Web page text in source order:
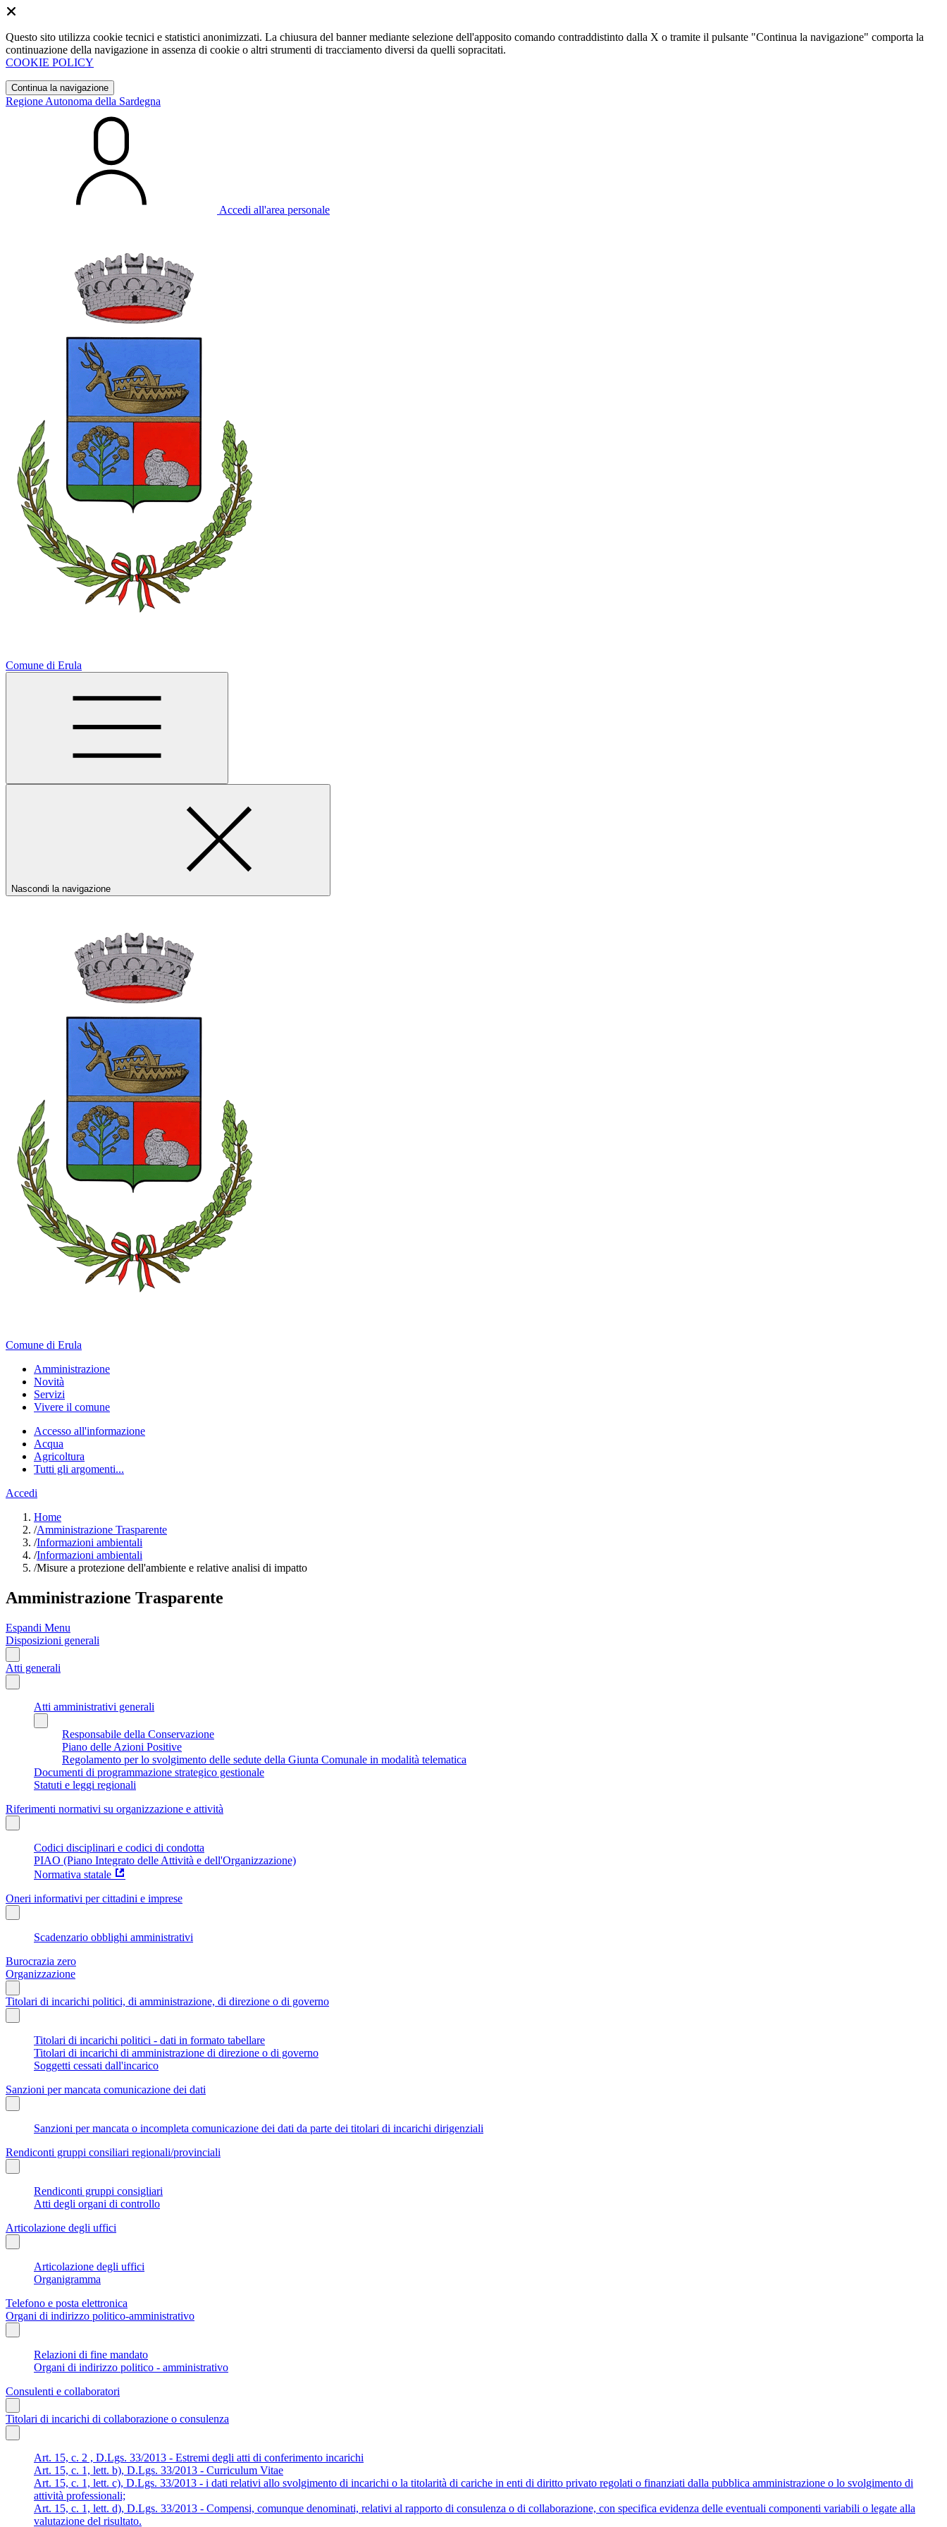
Questo sito utilizza cookie tecnici e statistici anonimizzati. La chiusura del banner mediante selezione dell'apposito comando contraddistinto dalla X o tramite il pulsante "Continua la navigazione" comporta la
continuazione della navigazione in assenza di cookie o altri strumenti di tracciamento diversi da quelli sopracitati.
COOKIE POLICY
Continua la navigazione
Regione Autonoma della Sardegna
Accedi all'area personale
Comune di Erula
Nascondi la navigazione
Comune di Erula
Amministrazione
Novità
Servizi
Vivere il comune
Accesso all'informazione
Acqua
Agricoltura
Tutti gli argomenti...
Accedi
Home
/Amministrazione Trasparente
/Informazioni ambientali
/Informazioni ambientali
/Misure a protezione dell'ambiente e relative analisi di impatto
Amministrazione Trasparente
Espandi Menu
Disposizioni generali
Atti generali
Atti amministrativi generali
Responsabile della Conservazione
Piano delle Azioni Positive
Regolamento per lo svolgimento delle sedute della Giunta Comunale in modalità telematica
Documenti di programmazione strategico gestionale
Statuti e leggi regionali
Riferimenti normativi su organizzazione e attività
Codici disciplinari e codici di condotta
PIAO (Piano Integrato delle Attività e dell'Organizzazione)
Normativa statale
Oneri informativi per cittadini e imprese
Scadenzario obblighi amministrativi
Burocrazia zero
Organizzazione
Titolari di incarichi politici, di amministrazione, di direzione o di governo
Titolari di incarichi politici - dati in formato tabellare
Titolari di incarichi di amministrazione di direzione o di governo
Soggetti cessati dall'incarico
Sanzioni per mancata comunicazione dei dati
Sanzioni per mancata o incompleta comunicazione dei dati da parte dei titolari di incarichi dirigenziali
Rendiconti gruppi consiliari regionali/provinciali
Rendiconti gruppi consigliari
Atti degli organi di controllo
Articolazione degli uffici
Articolazione degli uffici
Organigramma
Telefono e posta elettronica
Organi di indirizzo politico-amministrativo
Relazioni di fine mandato
Organi di indirizzo politico - amministrativo
Consulenti e collaboratori
Titolari di incarichi di collaborazione o consulenza
Art. 15, c. 2 , D.Lgs. 33/2013 - Estremi degli atti di conferimento incarichi
Art. 15, c. 1, lett. b), D.Lgs. 33/2013 - Curriculum Vitae
Art. 15, c. 1, lett. c), D.Lgs. 33/2013 - i dati relativi allo svolgimento di incarichi o la titolarità di cariche in enti di diritto privato regolati o finanziati dalla pubblica amministrazione o lo svolgimento di
attività professionali;
Art. 15, c. 1, lett. d), D.Lgs. 33/2013 - Compensi, comunque denominati, relativi al rapporto di consulenza o di collaborazione, con specifica evidenza delle eventuali componenti variabili o legate alla
valutazione del risultato.